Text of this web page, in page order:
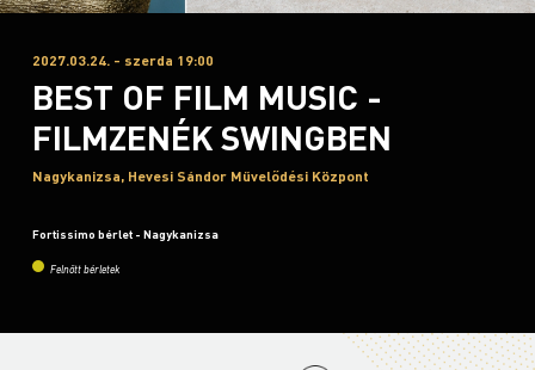
2027.03.24. - szerda 19:00
BEST OF FILM MUSIC -
FILMZENÉK SWINGBEN
Nagykanizsa, Hevesi Sándor Művelődési Központ
Fortissimo bérlet - Nagykanizsa
Felnőtt bérletek